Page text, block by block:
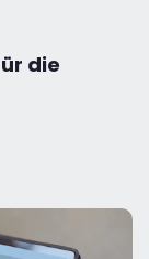
die